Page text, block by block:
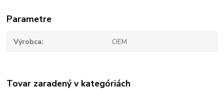
Parametre
Výrobca OEM
Tovar zaradený v kategóriách